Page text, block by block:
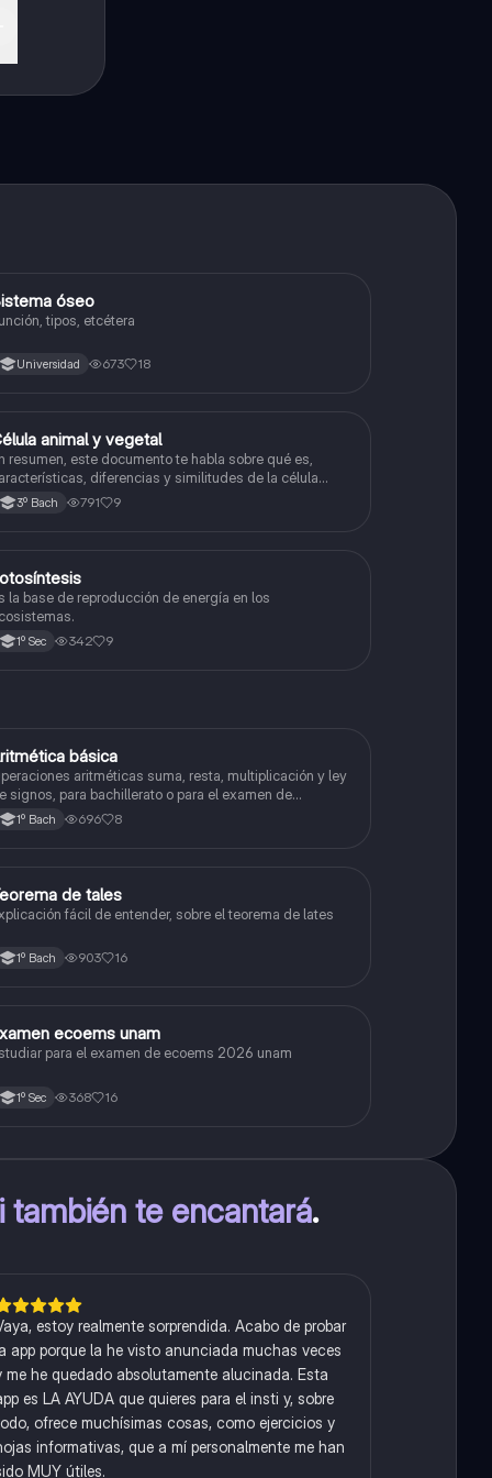
Biología óseo
tipos, etcétera
Universidad 673 18
Biologíaanimal y vegetal
resumen, este documento te habla sobre qué es,
diferencias y similitudes de la célula
animal y célula vegetal.💗
3º Bach 791 9
Biología
la base de reproducción de energía en los
1º Sec 342 9
Matemáticasbásica
aritméticas suma, resta, multiplicación y ley
signos, para bachillerato o para el examen de
admisión a la universidad
1º Bach 696 8
Matemáticasde tales
fácil de entender, sobre el teorema de lates
1º Bach 903 16
Español ecoems unam
para el examen de ecoems 2026 unam
1º Sec 368 16
también te encantará.
estoy realmente sorprendida. Acabo de probar
app porque la he visto anunciada muchas veces
me he quedado absolutamente alucinada. Esta
es LA AYUDA que quieres para el insti y, sobre
ofrece muchísimas cosas, como ejercicios y
informativas, que a mí personalmente me han
MUY útiles.